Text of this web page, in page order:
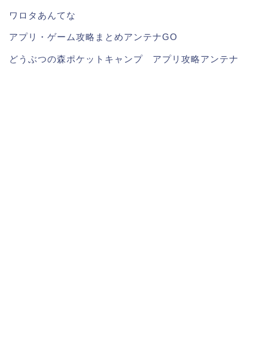
ワロタあんてな
アプリ・ゲーム攻略まとめアンテナGO
どうぶつの森ポケットキャンプ アプリ攻略アンテナ